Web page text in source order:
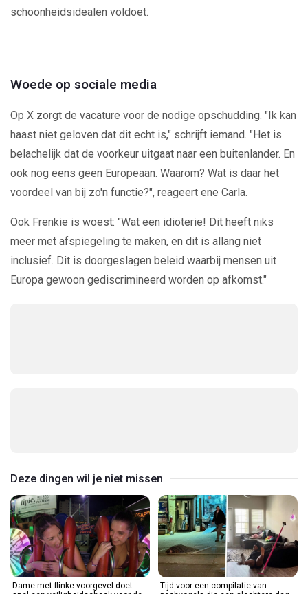
schoonheidsidealen voldoet.
Woede op sociale media
Op X zorgt de vacature voor de nodige opschudding. "Ik kan
haast niet geloven dat dit echt is," schrijft iemand. "Het is
belachelijk dat de voorkeur uitgaat naar een buitenlander. En
ook nog eens geen Europeaan. Waarom? Wat is daar het
voordeel van bij zo'n functie?", reageert ene Carla.
Ook Frenkie is woest: "Wat een idioterie! Dit heeft niks
meer met afspiegeling te maken, en dit is allang niet
inclusief. Dit is doorgeslagen beleid waarbij mensen uit
Europa gewoon gediscrimineerd worden op afkomst."
Deze dingen wil je niet missen
Dame met flinke voorgevel doet
Tijd voor een compilatie van